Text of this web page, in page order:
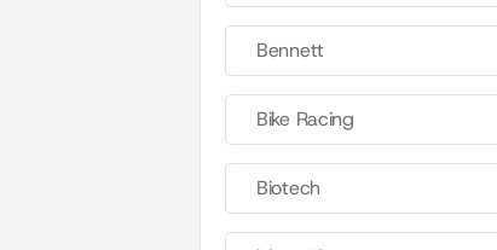
Bennett
Bike Racing
Biotech